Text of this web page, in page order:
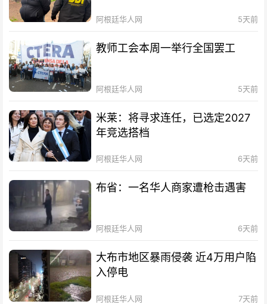
阿根廷华人网 5天前
教师工会本周一举行全国罢工
阿根廷华人网 5天前
米莱：将寻求连任，已选定2027
年竞选搭档
阿根廷华人网 6天前
布省：一名华人商家遭枪击遇害
阿根廷华人网 6天前
大布市地区暴雨侵袭 近4万用户陷
入停电
阿根廷华人网 7天前